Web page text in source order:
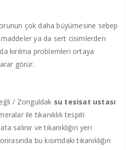
çok daha büyümesine sebep
ya da sert cisimlerden
kırılma problemleri ortaya
görür.
/ Zonguldak su tesisat ustası
ile tıkanıklık tespiti
salınır ve tıkanıklığın yeri
bu kısımdaki tıkanıklığın